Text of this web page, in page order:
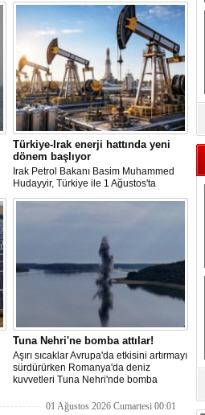
Türkiye-Irak enerji hattında yeni
dönem başlıyor
Irak Petrol Bakanı Basim Muhammed
Hudayyir, Türkiye ile 1 Ağustos'ta
imzalanan anlaşma kapsamında günlük
uzatıldığını belirten Hudayyir, bu süreçte
uzun vadeli bir çerçeve anlaşmanın
hazırlanacağını bildirdi.
Tuna Nehri'ne bomba attılar!
Aşırı sıcaklar Avrupa'da etkisini artırmayı
sürdürürken Romanya'da deniz
kuvvetleri Tuna Nehri'nde bomba
01 Ağustos 2026 Cumartesi 00:01